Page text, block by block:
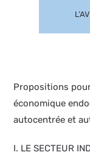
Propositions
économique
autocentrée et
I. LE SECTEUR